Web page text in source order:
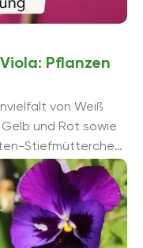
Pflanzen
von Weiß
und Rot sowie
Stiefmütterchen